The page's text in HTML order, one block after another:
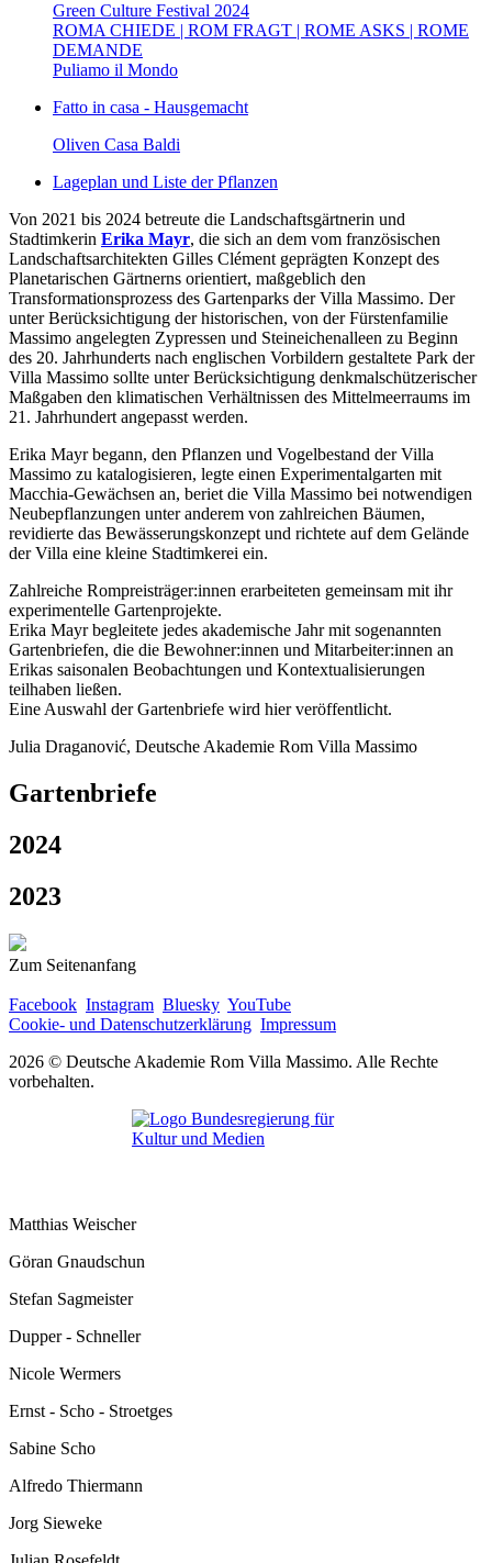
Green Culture Festival 2024
ROMA CHIEDE | ROM FRAGT | ROME ASKS | ROME
DEMANDE
Puliamo il Mondo
Fatto in casa - Hausgemacht
Oliven Casa Baldi
Lageplan und Liste der Pflanzen
Von 2021 bis 2024 betreute die Landschaftsgärtnerin und
Stadtimkerin Erika Mayr, die sich an dem vom französischen
Landschaftsarchitekten Gilles Clément geprägten Konzept des
Planetarischen Gärtnerns orientiert, maßgeblich den
Transformationsprozess des Gartenparks der Villa Massimo. Der
unter Berücksichtigung der historischen, von der Fürstenfamilie
Massimo angelegten Zypressen und Steineichenalleen zu Beginn
des 20. Jahrhunderts nach englischen Vorbildern gestaltete Park der
Villa Massimo sollte unter Berücksichtigung denkmalschützerischer
Maßgaben den klimatischen Verhältnissen des Mittelmeerraums im
21. Jahrhundert angepasst werden.
Erika Mayr begann, den Pflanzen und Vogelbestand der Villa
Massimo zu katalogisieren, legte einen Experimentalgarten mit
Macchia-Gewächsen an, beriet die Villa Massimo bei notwendigen
Neubepflanzungen unter anderem von zahlreichen Bäumen,
revidierte das Bewässerungskonzept und richtete auf dem Gelände
der Villa eine kleine Stadtimkerei ein.
Zahlreiche Rompreisträger:innen erarbeiteten gemeinsam mit ihr
experimentelle Gartenprojekte.
Erika Mayr begleitete jedes akademische Jahr mit sogenannten
Gartenbriefen, die die Bewohner:innen und Mitarbeiter:innen an
Erikas saisonalen Beobachtungen und Kontextualisierungen
teilhaben ließen.
Eine Auswahl der Gartenbriefe wird hier veröffentlicht.
Julia Draganović, Deutsche Akademie Rom Villa Massimo
Gartenbriefe
2024
2023
Zum Seitenanfang
Facebook Instagram Bluesky YouTube
Cookie- und Datenschutzerklärung Impressum
2026 © Deutsche Akademie Rom Villa Massimo. Alle Rechte
vorbehalten.
Matthias Weischer
Göran Gnaudschun
Stefan Sagmeister
Dupper - Schneller
Nicole Wermers
Ernst - Scho - Stroetges
Sabine Scho
Alfredo Thiermann
Jorg Sieweke